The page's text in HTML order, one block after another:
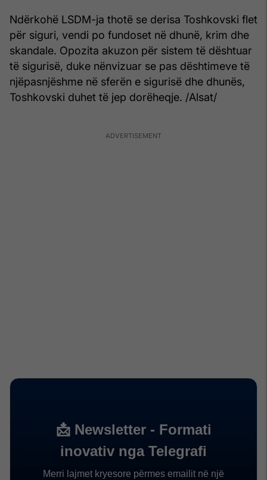
Ndërkohë LSDM-ja thotë se derisa Toshkovski flet
për siguri, vendi po fundoset në dhunë, krim dhe
skandale. Opozita akuzon për sistem të dështuar
të sigurisë, duke nënvizuar se pas dështimeve të
njëpasnjëshme në sferën e sigurisë dhe dhunës,
Toshkovski duhet të jep dorëheqje. /Alsat/